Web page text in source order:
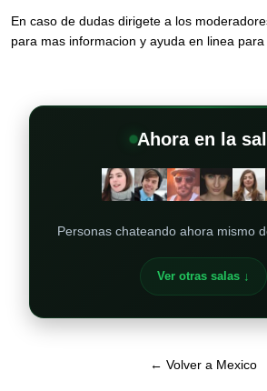
En caso de dudas dirigete a los
para mas informacion y ayuda en linea para
Ahora en la
Personas chateando ahora mismo
Ver otras salas ↓
← Volver a Mexico